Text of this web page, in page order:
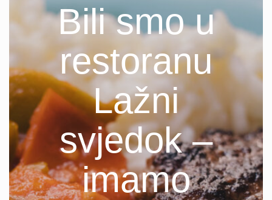
Bili smo u
restoranu
Lažni
svjedok –
imamo